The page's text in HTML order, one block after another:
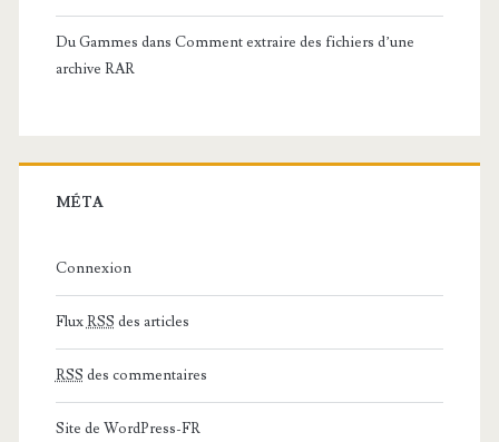
Du Gammes dans Comment extraire des fichiers d’une
archive RAR
MÉTA
Connexion
FluxRSS des articles
RSS des commentaires
Site de WordPress-FR